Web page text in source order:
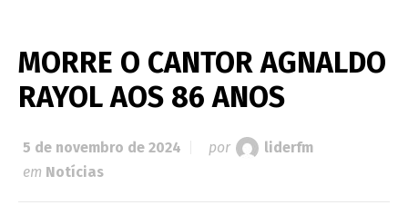
MORRE O CANTOR AGNALDO
RAYOL AOS 86 ANOS
5 de novembro de 2024 por
liderfm
em Notícias